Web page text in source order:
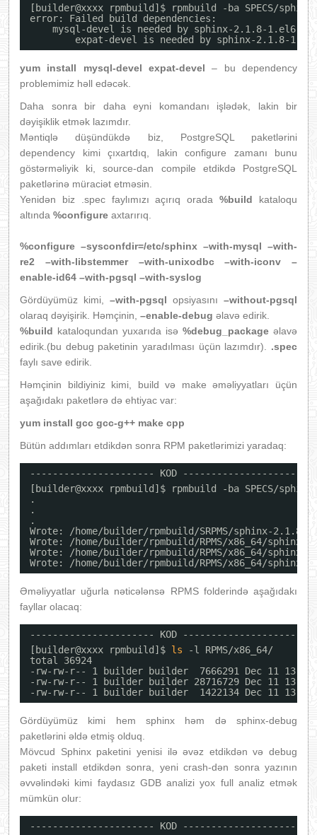
[builder@xxxx rpmbuild]$ rpmbuild -ba SPECS/
error: Failed build dependencies:
mysql-devel is needed by sphinx-2.1.8-
expat-devel is needed by sphinx-2.1.8-
yum install mysql-devel expat-devel– bu dependency
problemimiz həll edəcək.
Daha sonra bir daha eyni komandanı işlədək, lakin bir
dəyişiklik etmək lazımdır.
Məntiqlə düşündükdə biz, PostgreSQL paketlərini
dependency kimi çıxartdıq, lakin configure zamanı bunu
göstərməliyik ki, source-dan compile etdikdə PostgreSQL
paketlərinə müraciət etməsin.
Yenidən biz .spec faylımızı açırıq orada%build kataloqu
altında %configure axtarırıq.
%configure –sysconfdir=/etc/sphinx –with-mysql –with-
re2 –with-libstemmer –with-unixodbc –with-iconv –
enable-id64 –with-pgsql –with-syslog
Gördüyümüz kimi, –with-pgsql opsiyasını –without-pgsql
olaraq dəyişirik. Həmçinin, –enable-debug əlavə edirik.
%build kataloqundan yuxarıda isə %debug_package əlavə
edirik.(bu debug paketinin yaradılması üçün lazımdır). .spec
faylı save edirik.
Həmçinin bildiyiniz kimi, build və make əməliyyatları üçün
aşağıdakı paketlərə də ehtiyac var:
yum install gcc gcc-g++ make cpp
Bütün addımları etdikdən sonra RPM paketlərimizi yaradaq:
---------------------- KOD ----------------------
[builder@xxxx rpmbuild]$ rpmbuild -ba SPECS/
.
.
.
Wrote:
/home/builder/rpmbuild/SRPMS/sphinx-2 .1.8-
Wrote:
/home/builder/rpmbuild/RPMS/x86_64/sphinx-2
Wrote:
/home/builder/rpmbuild/RPMS/x86_64/sphinx-
Wrote:
/home/builder/rpmbuild/RPMS/x86_64/sphinx-
Əməliyyatlar uğurla nəticələnsə RPMS folderində aşağıdakı
fayllar olacaq:
---------------------- KOD ----------------------
[builder@xxxx rpmbuild]$ ls -l RPMS/x86_64/
total 36924
-rw-rw-r-- 1 builder builder  7666291 Dec 11 13:35
-rw-rw-r-- 1 builder builder 28716729 Dec 11 13:35
-rw-rw-r-- 1 builder builder  1422134 Dec 11
Gördüyümüz kimi hem sphinx həm də sphinx-debug
paketlərini əldə etmiş olduq.
Mövcud Sphinx paketini yenisi ilə əvəz etdikdən və debug
paketi install etdikdən sonra, yeni crash-dən sonra yazının
əvvəlindəki kimi faydasız GDB analizi yox full analiz etmək
mümkün olur:
---------------------- KOD ----------------------